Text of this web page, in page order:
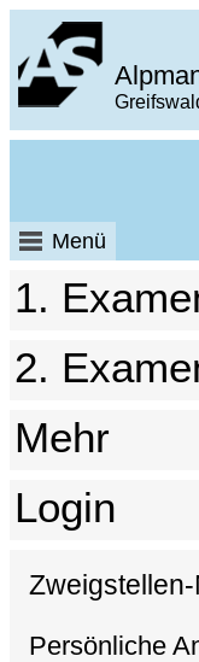
Menü
1.
2.
Mehr
Login
Persönliche